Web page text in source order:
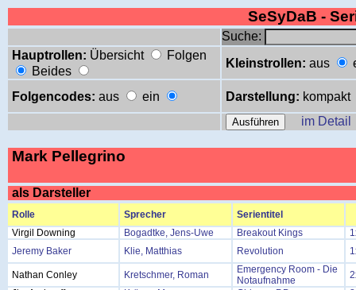
SeSyDaB -
Suche:
Hauptrollen: Übersicht
Folgen
Beides
Kleinstrollen: aus
Folgencodes: aus ein Darstellung: kompakt
im Detail
Mark Pellegrino
als Darsteller
Rolle Sprecher
Serientitel
Virgil Downing
Bogadtke, Jens-Uwe Breakout Kings
Jeremy Baker
Klie, Matthias Revolution
Nathan Conley Kretschmer, Roman
Emergency Room - Die
Notaufnahme